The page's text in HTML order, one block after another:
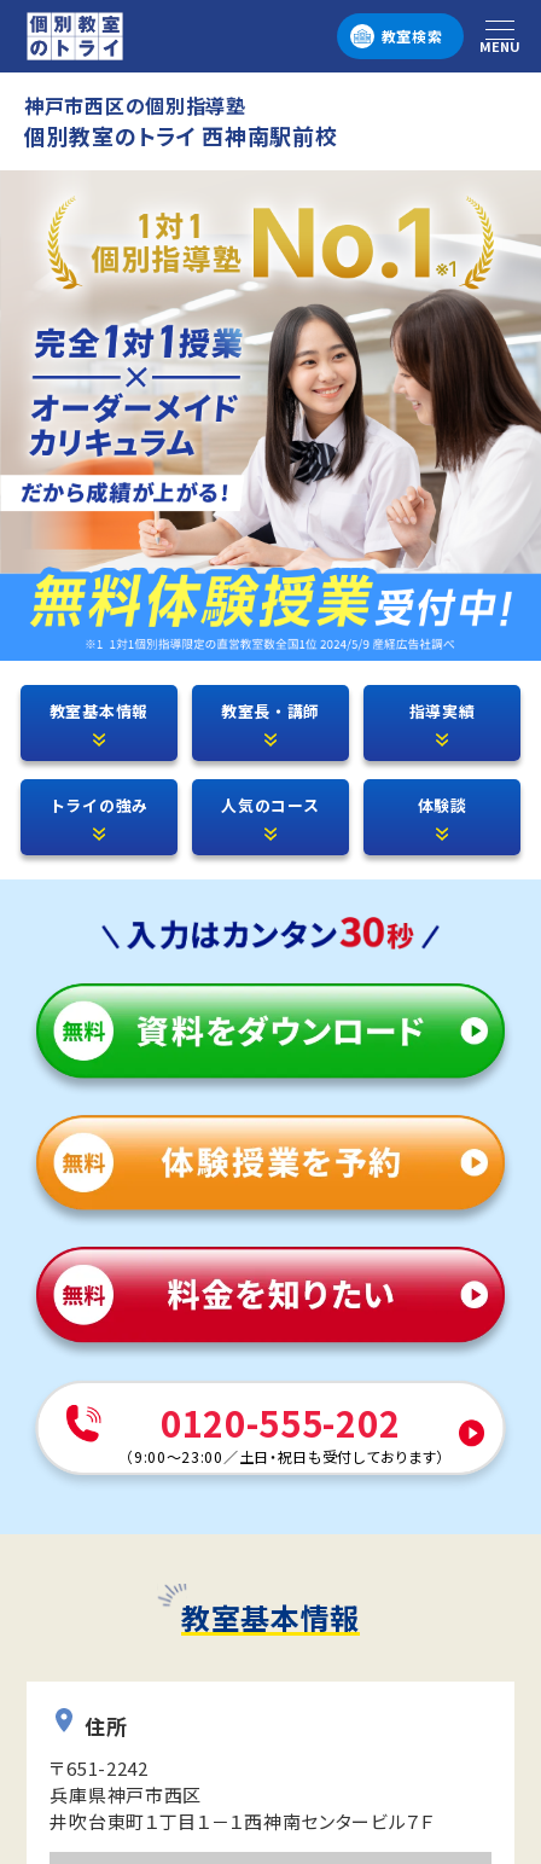
教室検索
メニュー
MENU
神戸市西区の個別指導塾
個別教室のトライ 西神南駅前校
教室基本情報 教室長・講師 指導実績
トライの強み 人気のコース 体験談
0120-555-202
（9:00～23:00 ／土日・祝日も受付しております）
教室基本情報
住所
〒651-2242
兵庫県神戸市西区
井吹台東町１丁目１－１西神南センタービル７Ｆ